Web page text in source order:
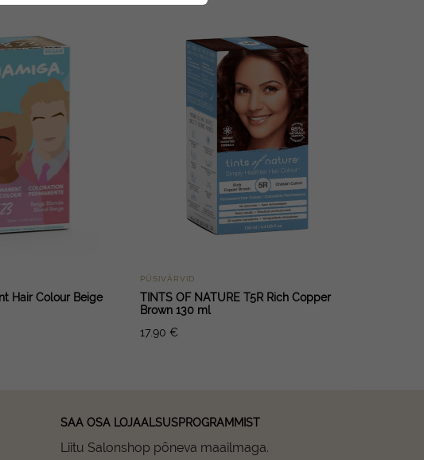
Hair Colour Beige
PÜSIVÄRVID
TINTS OF NATURE T5R Rich Copper
Brown 130 ml
17.90 €
SAA OSA LOJAALSUSPROGRAMMIST
Liitu Salonshop põneva maailmaga.